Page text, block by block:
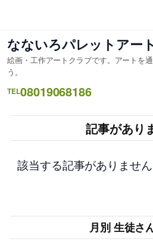
ス
キ
プ
なないろパレットアー
絵画・工作アートクラブです。アートを
う。
TEL08019068186
記事があり
該当する記事がありません
月別 生徒さ